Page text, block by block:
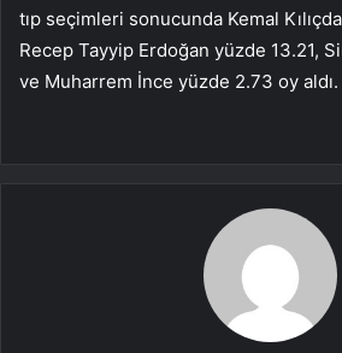
tıp seçimleri sonucunda Kemal
Recep Tayyip Erdoğan yüzde 13.21,
ve Muharrem İnce yüzde 2.73 oy aldı.